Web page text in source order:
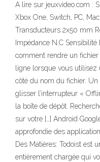
A lire sur jeuxvideo.com :
Xbox One, Switch, PC,
Transducteurs 2x50 mm
Impédance N.C
comment rendre un
ligne lorsque vous
côté du nom du fichier.
glisser l’interrupteur «
la boîte de dépôt.
sur votre […] Android
approfondie des
Des Matières: Todoist est
entièrement chargée qui